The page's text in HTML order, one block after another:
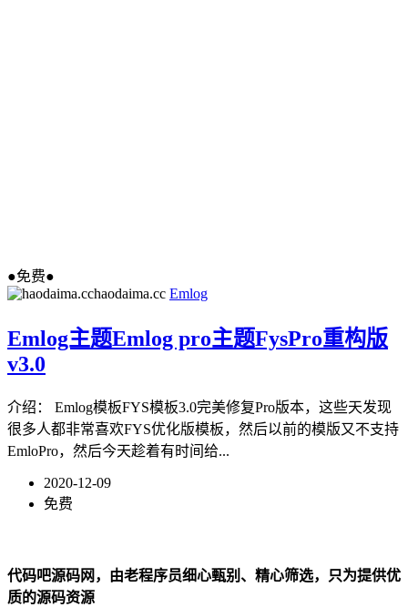
●免费●
haodaima.cc Emlog
Emlog主题Emlog pro主题FysPro重构版
v3.0
介绍： Emlog模板FYS模板3.0完美修复Pro版本，这些天发现
很多人都非常喜欢FYS优化版模板，然后以前的模版又不支持
EmloPro，然后今天趁着有时间给...
2020-12-09
免费
代码吧源码网，由老程序员细心甄别、精心筛选，只为提供优
质的源码资源